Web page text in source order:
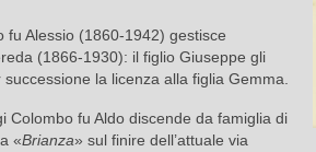
fu Alessio (1860-1942) gestisce
(1866-1930): il figlio Giuseppe gli
la licenza alla figlia Gemma.
Colombo fu Aldo discende da famiglia di
«Brianza» sul finire dell’attuale via